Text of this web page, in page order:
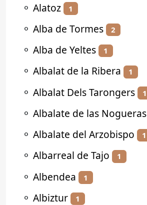
⚬ Alatoz 1
⚬ Alba de Tormes 2
⚬ Alba de Yeltes 1
⚬ Albalat de la Ribera 1
⚬ Albalat Dels Tarongers 1
⚬ Albalate de las Nogueras
⚬ Albalate del Arzobispo 1
⚬ Albarreal de Tajo 1
⚬ Albendea 1
⚬ Albiztur 1